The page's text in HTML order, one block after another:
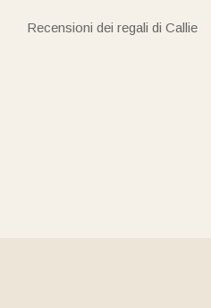
Recensioni dei regali di Callie